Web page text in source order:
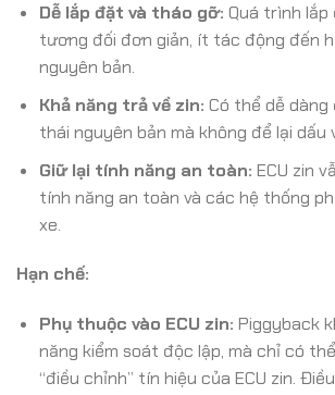
Dễ lắp đặt và tháo gỡ: Quá trình
tương đối đơn giản, ít tác động đến
nguyên bản.
Khả năng trả về zin: Có thể dễ
thái nguyên bản mà không để lại dấu
Giữ lại tính năng an toàn: ECU zin
tính năng an toàn và các hệ thống
xe.
Hạn chế:
Phụ thuộc vào ECU zin: Piggyback
năng kiểm soát độc lập, mà chỉ có
“điều chỉnh” tín hiệu của ECU zin.